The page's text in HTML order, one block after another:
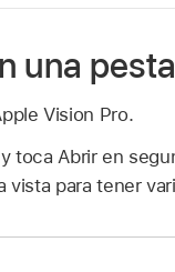
una
Vision Pro.
toca Abrir en
vista para tener